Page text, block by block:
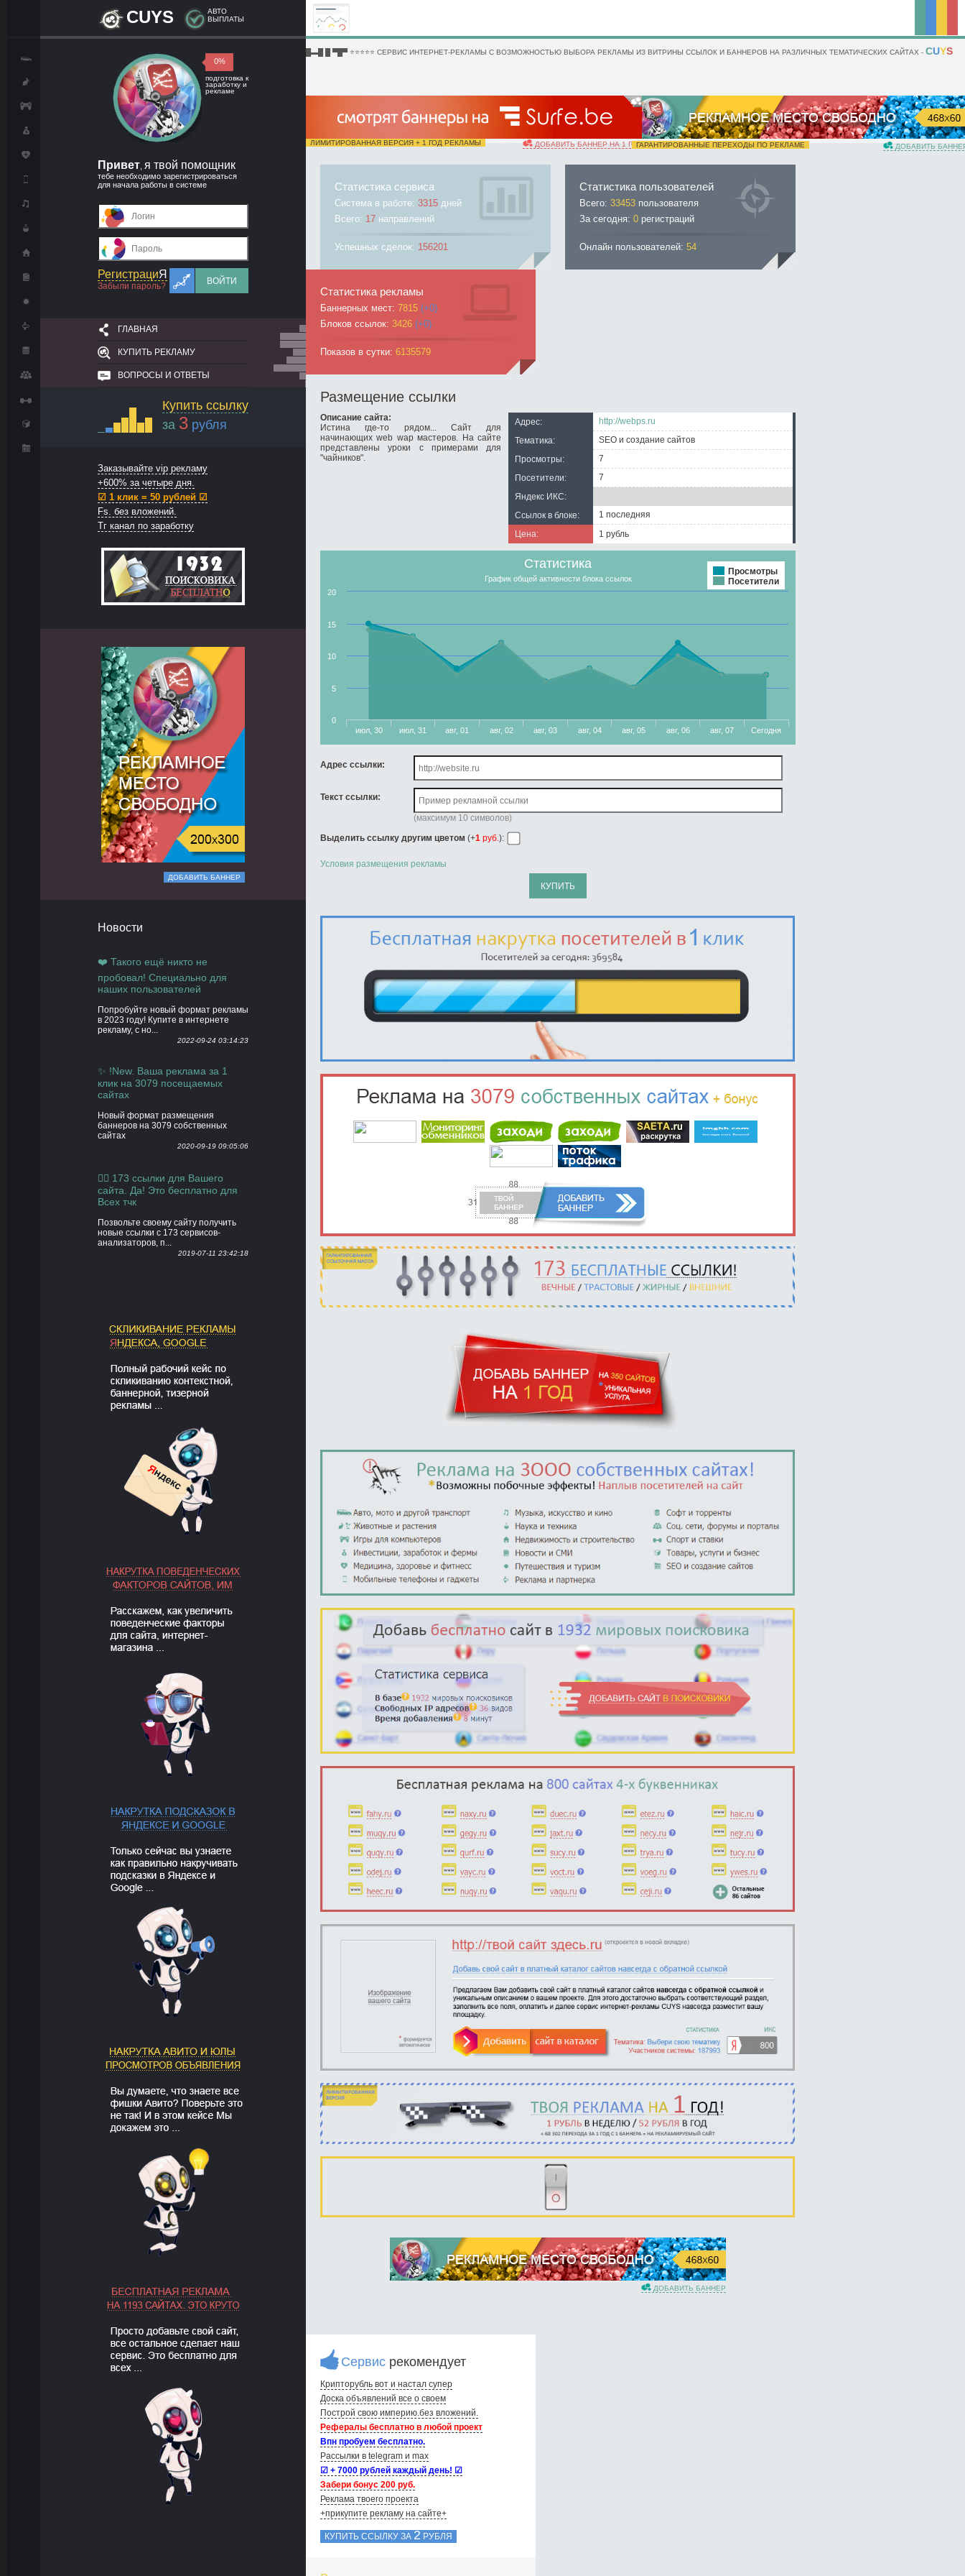
CUYS
АВТО
ВЫПЛАТЫ
0%
подготовка к
заработку и
рекламе
Привет я твой помощник
тебе необходимо зарегистрироваться
для начала работы в системе
РегистрациЯ
Забыли пароль?
ВОЙТИ
ГЛАВНАЯ
КУПИТЬ РЕКЛАМУ
ВОПРОСЫ И ОТВЕТЫ
Купить ссылку
за 3 рубля
Заказывайте vip рекламу
+600% за четыре дня.
☑ 1 клик = 50 рублей ☑
Fs. без вложений.
Тг канал по заработку
ДОБАВИТЬ БАННЕР
Новости
❤️ Такого ещё никто не
пробовал! Специально для
наших пользователей
Попробуйте новый формат рекламы
в 2023 году! Купите в интернете
рекламу, с но...
2022-09-24 03:14:23
✨ !New. Ваша реклама за 1
клик на 3079 посещаемых
сайтах
Новый формат размещения
баннеров на 3079 собственных
сайтах
2020-09-19 09:05:06
👍🏻 173 ссылки для Вашего
сайта. Да! Это бесплатно для
Всех тчк
Позвольте своему сайту получить
новые ссылки с 173 сервисов-
анализаторов, п...
2019-07-11 23:42:18
█▬█ █ ▀█▀ ⭐⭐⭐⭐⭐ СЕРВИС ИНТЕРНЕТ-РЕКЛАМЫ С ВОЗМОЖНОСТЬЮ ВЫБОРА РЕКЛАМЫ ИЗ ВИТРИНЫ ССЫЛОК И БАННЕРОВ НА РАЗЛИЧНЫХ ТЕМАТИЧЕСКИХ САЙТАХ - CUYS
ЛИМИТИРОВАННАЯ ВЕРСИЯ + 1 ГОД РЕКЛАМЫ ДОБАВИТЬ БАННЕР НА 1 ГОДГАРАНТИРОВАННЫЕ ПЕРЕХОДЫ ПО РЕКЛАМЕ ДОБАВИТЬ
Статистика сервиса
Система в работе: 3315 дней
Всего: 17 направлений
Успешных сделок: 156201
Статистика пользователей
Всего: 33453 пользователя
За сегодня: 0 регистраций
Онлайн пользователей: 54
Статистика рекламы
Баннерных мест: 7815 (+0)
Блоков ссылок: 3426 (+0)
Показов в сутки: 6135579
Размещение ссылки
Описание сайта:
Истина где-то рядом... Сайт для
начинающих web wap мастеров. На сайте
представлены уроки с примерами для
"чайников".
Адрес:
http://webps.ru
Тематика:
SEO и создание сайтов
Просмотры:
7
Посетители:
7
Яндекс ИКС:
Ссылок в блоке:
1 последняя
Цена:
1 рубль
Статистика
График общей активности блока ссылок
Просмотры
Посетители
июл, 30 июл, 31 авг, 01 авг, 02 авг, 03 авг, 04 авг, 05 авг, 06 авг, 07 Сегодня
0
5
10
15
20
Адрес ссылки:
Текст ссылки:
(максимум 10 символов)
Выделить ссылку другим цветом (+1 руб. ):
Условия размещения рекламы
КУПИТЬ
ДОБАВИТЬ БАННЕР
Сервис рекомендует
Крипторубль вот и настал супер
Доска объявлений вce о своем
Построй свою империю.без вложений.
Рефералы бесплатно в любой проект
Впн пробуем бесплатно.
Рассылки в telegram и max
☑ + 7000 рублей каждый день! ☑
Забери бонус 200 руб.
Реклама твоего проекта
+прикупите рекламу на сайте+
КУПИТЬ ССЫЛКУ ЗА 2 РУБЛЯ